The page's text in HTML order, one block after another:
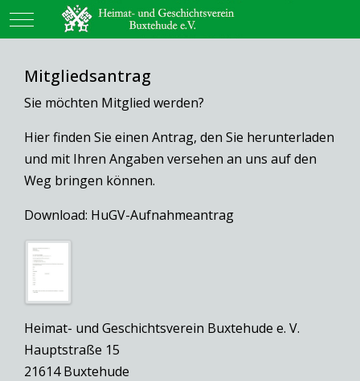
Mobile Menu Toggle
Mitgliedsantrag
Sie möchten Mitglied werden?
Hier finden Sie einen Antrag, den Sie herunterladen
und mit Ihren Angaben versehen an uns auf den
Weg bringen können.
Download: HuGV-Aufnahmeantrag
Heimat- und Geschichtsverein Buxtehude e. V.
Hauptstraße 15
21614 Buxtehude